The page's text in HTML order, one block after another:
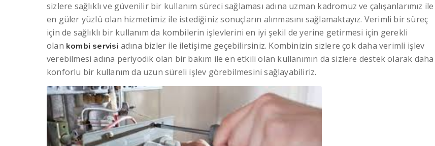
sizlere sağlıklı ve güvenilir bir kullanım süreci sağlaması adına uzman kadromuz ve çalışanlarımız ile
en güler yüzlü olan hizmetimiz ile istediğiniz sonuçların alınmasını sağlamaktayız. Verimli bir süreç
için de sağlıklı bir kullanım da kombilerin işlevlerini en iyi şekil de yerine getirmesi için gerekli
olan kombi servisi adına bizler ile iletişime geçebilirsiniz. Kombinizin sizlere çok daha verimli işlev
verebilmesi adına periyodik olan bir bakım ile en etkili olan kullanımın da sizlere destek olarak daha
konforlu bir kullanım da uzun süreli işlev görebilmesini sağlayabiliriz.